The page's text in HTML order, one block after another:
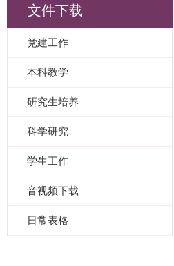
文件下载
党建工作
本科教学
研究生培养
科学研究
学生工作
音视频下载
日常表格